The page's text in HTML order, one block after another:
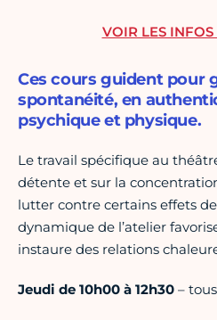
Ces cours guident pour
spontanéité, en
psychique et physique.
Le travail spécifique au
détente et sur la
lutter contre certains effets de
dynamique de l’atelier
instaure des relations
Jeudi de 10h00 à 12h30 –
VOIR LES